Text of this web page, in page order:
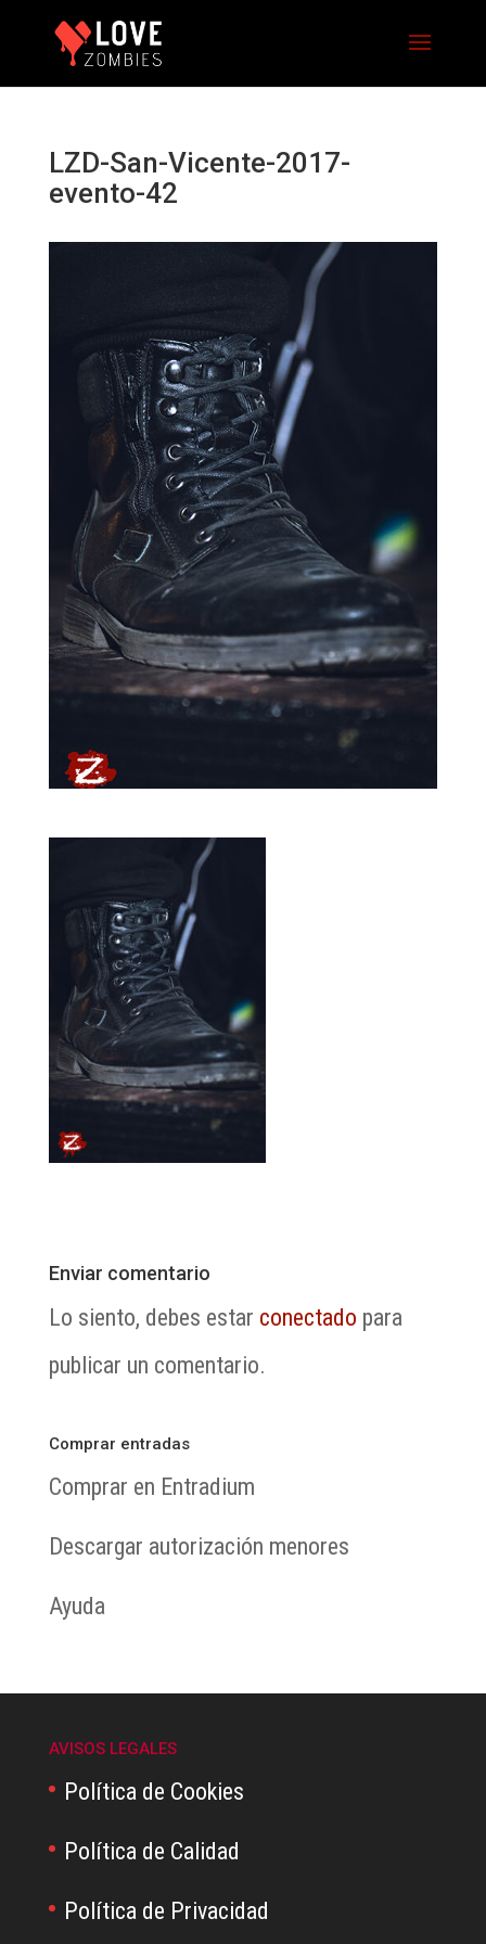
LZD-San-Vicente-2017-
evento-42
Enviar comentario
Lo siento, debes estar conectado para
publicar un comentario.
Comprar entradas
Comprar en Entradium
Descargar autorización menores
Ayuda
AVISOS LEGALES
Política de Cookies
Política de Calidad
Política de Privacidad